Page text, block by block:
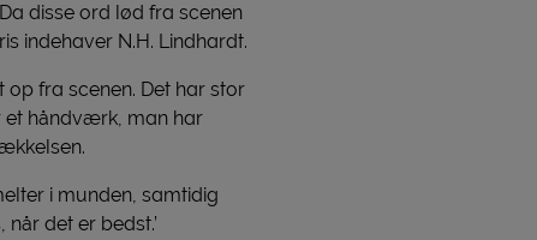
disse ord lød fra scenen
indehaver N.H. Lindhardt.
op fra scenen. Det har stor
et håndværk, man har
i munden, samtidig
det er bedst.’